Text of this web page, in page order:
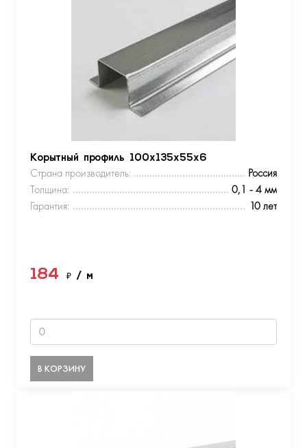
Корытный профиль 100х135х55х6
Страна производитель:
Россия
Толщина:
0,1 - 4 мм
Гарантия:
10 лет
184 ₽ / м
В КОРЗИНУ